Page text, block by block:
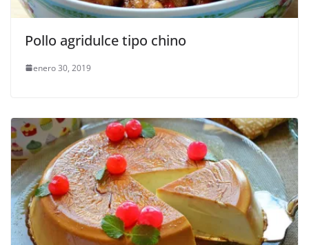
Pollo agridulce tipo chino
enero 30, 2019